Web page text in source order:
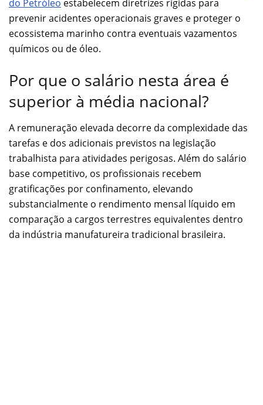
do Petróleo estabelecem diretrizes rígidas para
prevenir acidentes operacionais graves e proteger o
ecossistema marinho contra eventuais vazamentos
químicos ou de óleo.
Por que o salário nesta área é
superior à média nacional?
A remuneração elevada decorre da complexidade das
tarefas e dos adicionais previstos na legislação
trabalhista para atividades perigosas. Além do salário
base competitivo, os profissionais recebem
gratificações por confinamento, elevando
substancialmente o rendimento mensal líquido em
comparação a cargos terrestres equivalentes dentro
da indústria manufatureira tradicional brasileira.